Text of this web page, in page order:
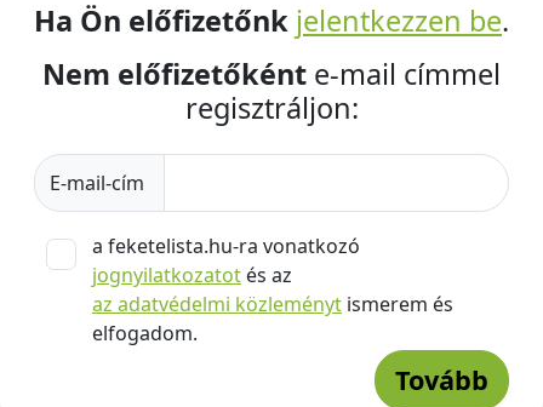
Ha Ön előfizetőnk jelentkezzen be.
Nem előfizetőként e-mail címmel
regisztráljon:
E-mail-cím
a feketelista.hu-ra vonatkozó
jognyilatkozatot és az
az adatvédelmi közleményt ismerem és
elfogadom.
Tovább